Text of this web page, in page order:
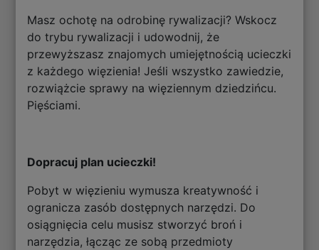
Masz ochotę na odrobinę rywalizacji? Wskocz
do trybu rywalizacji i udowodnij, że
przewyższasz znajomych umiejętnością ucieczki
z każdego więzienia! Jeśli wszystko zawiedzie,
rozwiążcie sprawy na więziennym dziedzińcu.
Pięściami.
Dopracuj plan ucieczki!
Pobyt w więzieniu wymusza kreatywność i
ogranicza zasób dostępnych narzędzi. Do
osiągnięcia celu musisz stworzyć broń i
narzędzia, łącząc ze sobą przedmioty